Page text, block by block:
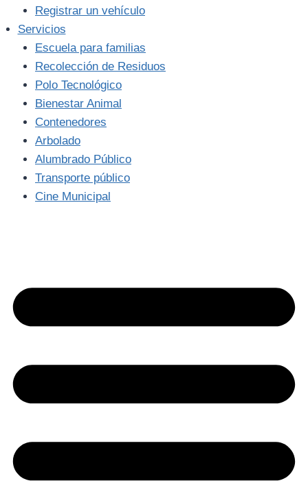
Registrar un vehículo
Servicios
Escuela para familias
Recolección de Residuos
Polo Tecnológico
Bienestar Animal
Contenedores
Arbolado
Alumbrado Público
Transporte público
Cine Municipal